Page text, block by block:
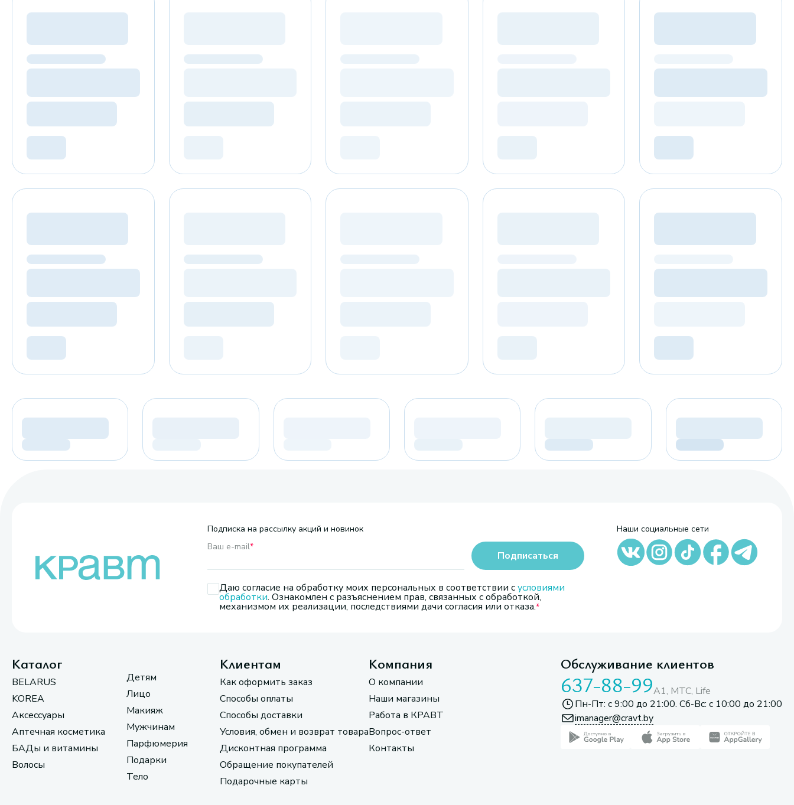
Подписка на рассылку акций и новинок
Ваш e-mail*
Даю согласие на обработку моих персональных в соответствии сусловиями
обработки. Ознакомлен с разъяснением прав, связанных с обработкой,
механизмом их реализации, последствиями дачи согласия или отказа.
Подписаться
Наши социальные сети
Каталог
BELARUS
KOREA
Аксессуары
Аптечная косметика
БАДы и витамины
Волосы
Детям
Лицо
Макияж
Мужчинам
Парфюмерия
Подарки
Тело
Клиентам
Как оформить заказ
Способы оплаты
Способы доставки
Условия, обмен и возврат товара
Дисконтная программа
Обращение покупателей
Подарочные карты
Компания
О компании
Наши магазины
Работа в КРАВТ
Вопрос-ответ
Контакты
Обслуживание клиентов
637-88-99A1, МТС, Life
Пн-Пт: с 9:00 до 21:00. Сб-Вс: с 10:00 до 21:00
imanager@cravt.by